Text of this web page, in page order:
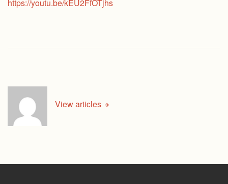
https://youtu.be/kEU2FfOTjhs
View articles